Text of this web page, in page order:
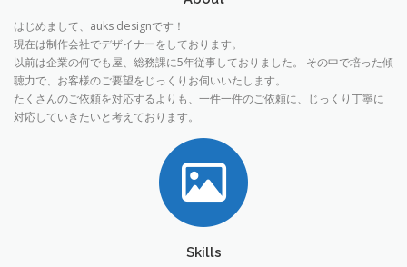
はじめまして、auks designです！
現在は制作会社でデザイナーをしております。
以前は企業の何でも屋、総務課に5年従事しておりました。 その中で培った傾
聴力で、お客様のご要望をじっくりお伺いいたします。
たくさんのご依頼を対応するよりも、一件一件のご依頼に、じっくり丁寧に
対応していきたいと考えております。
Skills